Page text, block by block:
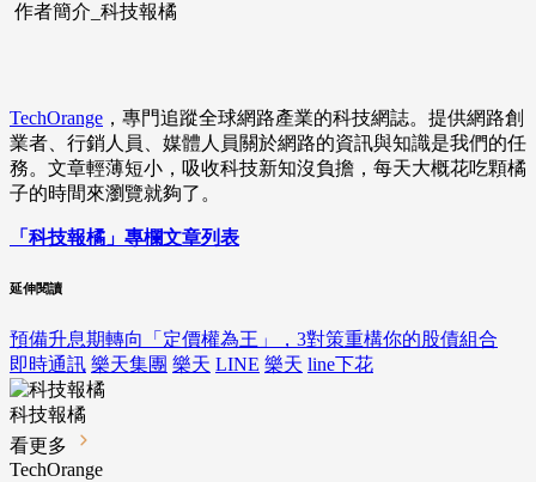
作者簡介_科技報橘
TechOrange ，專門追蹤全球網路產業的科技網誌。提供網路創
業者、行銷人員、媒體人員關於網路的資訊與知識是我們的任
務。文章輕薄短小，吸收科技新知沒負擔，每天大概花吃顆橘
子的時間來瀏覽就夠了。
「科技報橘」專欄文章列表
延伸閱讀
預備升息期轉向「定價權為王」，3對策重構你的股債組合
即時通訊 樂天集團 樂天 LINE 樂天 line下花
科技報橘
看更多
TechOrange